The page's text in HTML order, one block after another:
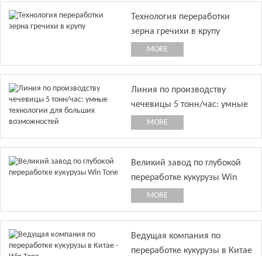
Технология переработки
зерна гречихи в крупу
MORE
Линия по производству
чечевицы 5 тонн/час: умные
технологии для больших
MORE
Великий завод по глубокой
переработке кукурузы Win
ToneMORE
Ведущая компания по
переработке кукурузы в Китае